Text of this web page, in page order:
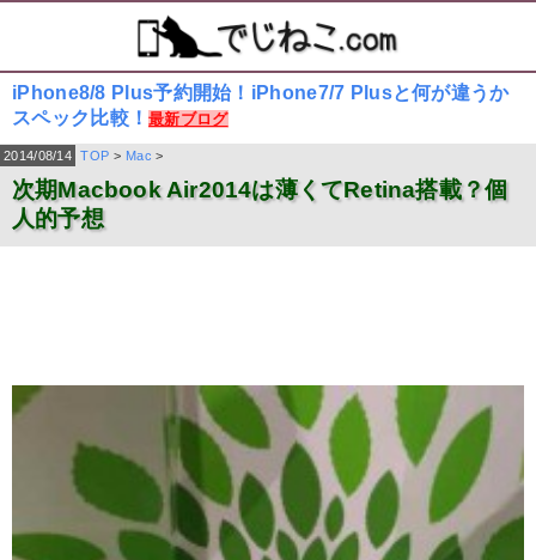
iPhone8/8 Plus予約開始！iPhone7/7 Plusと何が違うか
スペック比較！最新ブログ
2014/08/14 TOP > Mac >
次期Macbook Air2014は薄くてRetina搭載？個
人的予想